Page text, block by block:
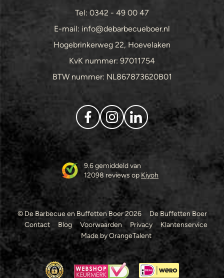
Tel: 0342 - 49 00 47
E-mail: info@debarbecueboer.nl
Hogebrinkerweg 22, Hoevelaken
KvK nummer: 97011754
BTW nummer: NL867873620B01
9.6 gemiddeld van
12098 reviews op Kiyoh
© De Barbecue en Buffetten Boer 2026
De Buffetten Boer
Contact
Blog Voorwaarden Privacy
Klantenservice
Made by OrangeTalent